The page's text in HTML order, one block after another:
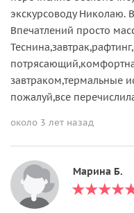
экскурсоводу Николаю.
Впечатлений просто
завтраком,термальные
пожалуй,все
около 3 лет назад
Марина Б.